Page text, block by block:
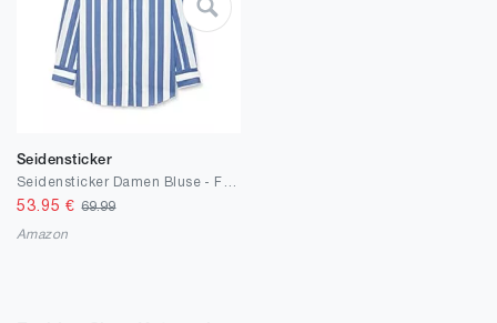
Seidensticker
53.95 €69.99
Amazon